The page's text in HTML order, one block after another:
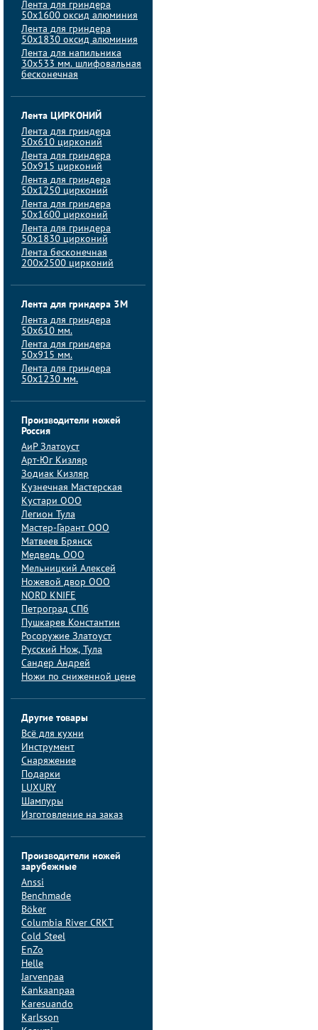
Лента для гриндера
50х1600 оксид алюминия
Лента для гриндера
50х1830 оксид алюминия
Лента для напильника
30х533 мм. шлифовальная
бесконечная
Лента ЦИРКОНИЙ
Лента для гриндера
50х610 цирконий
Лента для гриндера
50х915 цирконий
Лента для гриндера
50х1250 цирконий
Лента для гриндера
50х1600 цирконий
Лента для гриндера
50x1830 цирконий
Лента бесконечная
200х2500 цирконий
Лента для гриндера 3M
Лента для гриндера
50x610 мм.
Лента для гриндера
50x915 мм.
Лента для гриндера
50x1230 мм.
Производители ножей
Россия
АиP Златоуст
Арт-Юг Кизляр
Зодиак Кизляр
Кузнечная Мастерская
Кустари ООО
Легион Тула
Мастер-Гарант ООО
Матвеев Брянск
Медведь ООО
Мельницкий Алексей
Ножевой двор ООО
NORD KNIFE
Петроград СПб
Пушкарев Константин
Росоружие Златоуст
Русский Нож, Тула
Сандер Андрей
Ножи по сниженной цене
Другие товары
Всё для кухни
Инструмент
Снаряжение
Подарки
LUXURY
Шампуры
Изготовление на заказ
Производители ножей
зарубежные
Anssi
Benchmade
Böker
Columbia River CRKT
Cold Steel
EnZo
Helle
Jarvenpaa
Kankaanpaa
Karesuando
Karlsson